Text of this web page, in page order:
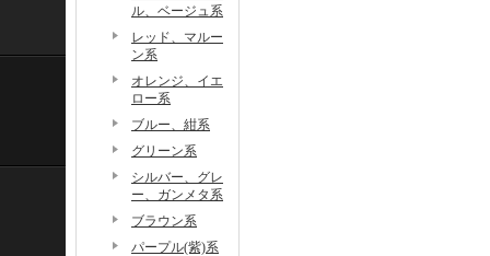
ル、ベージュ系
レッド、マルー
ン系
オレンジ、イエ
ロー系
ブルー、紺系
グリーン系
シルバー、グレ
ー、ガンメタ系
ブラウン系
パープル(紫)系